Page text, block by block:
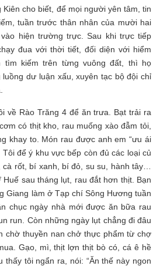
cho biết, để mọi người yên tâm, tin
tuần trước thân nhân của mười hai
hiện trường trực. Sau khi trực tiếp
đua với thời tiết, đối diện với hiểm
tìm kiếm trên từng vuông đất, thì họ
dư luận xấu, xuyên tạc bộ đội chỉ
về Rào Trăng 4 để ăn trưa. Bạt trải ra
có thịt kho, rau muống xào đẫm tỏi,
khay to. Món rau được anh em “ưu ái
để ý khu vực bếp còn đủ các loại củ
rốt, bí xanh, bí đỏ, su su, hành tây…
sau tháng lụt, rau đắt hơn thịt. Bạn
Giang làm ở Tạp chí Sông Hương tuần
chục ngày nhà mới được ăn bữa rau
run. Còn những ngày lụt chẳng đi đâu
chờ thuyền nan chở thực phẩm từ chợ
Gạo, mì, thịt lợn thịt bò có, cá ê hề
thấy tôi ngẩn ra, nói: “Ăn thế này ngon